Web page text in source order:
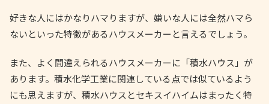
好きな人にはかなりハマりますが、嫌いな人には全然ハマら
ないといった特徴があるハウスメーカーと言えるでしょう。
また、よく間違えられるハウスメーカーに「積水ハウス」が
あります。積水化学工業に関連している点では似ているよう
にも思えますが、積水ハウスとセキスイハイムはまったく特